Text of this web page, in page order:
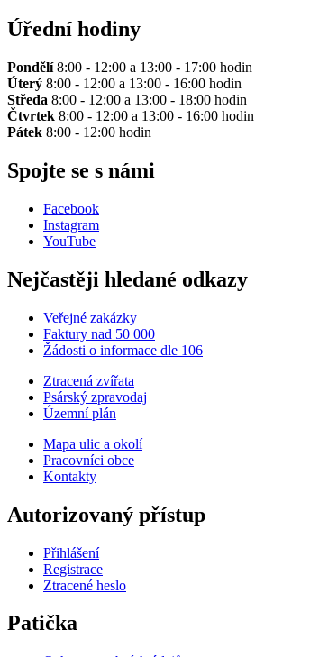
Úřední hodiny
Pondělí8:00 - 12:00 a 13:00 - 17:00 hodin
Úterý 8:00 - 12:00 a 13:00 - 16:00 hodin
Středa 8:00 - 12:00 a 13:00 - 18:00 hodin
Čtvrtek 8:00 - 12:00 a 13:00 - 16:00 hodin
Pátek 8:00 - 12:00 hodin
Spojte se s námi
Facebook
Instagram
YouTube
Nejčastěji hledané odkazy
Veřejné zakázky
Faktury nad 50 000
Žádosti o informace dle 106
Ztracená zvířata
Psárský zpravodaj
Územní plán
Mapa ulic a okolí
Pracovníci obce
Kontakty
Autorizovaný přístup
Přihlášení
Registrace
Ztracené heslo
Patička